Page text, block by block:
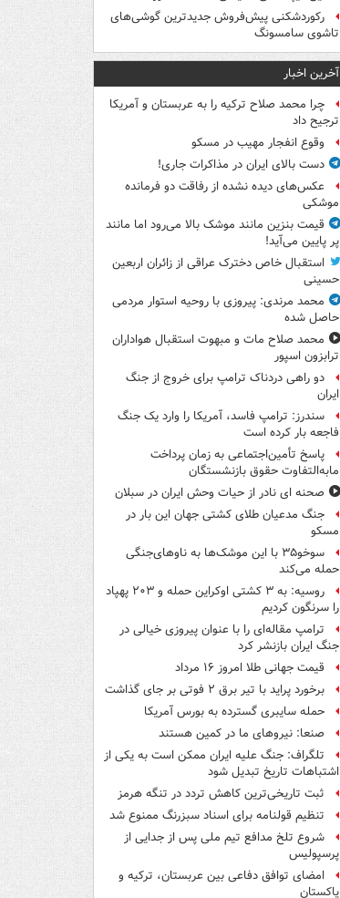
رکوردشکنی پیش‌فروش جدیدترین گوشی‌های
تاشوی سامسونگ
آخرین اخبار
چرا محمد صلاح ترکیه را به عربستان و آمریکا
ترجیح داد
وقوع انفجار مهیب در مسکو
دست بالای ایران در مذاکرات جاری!
عکس‌های دیده نشده از رفاقت دو فرمانده‌
موشکی
قیمت بنزین مانند موشک بالا می‌رود اما مانند
پر پایین می‌آید!
استقبال خاص دخترک عراقی از زائران اربعین
حسینی
محمد مرندی: پیروزی با روحیه استوار مردمی
حاصل شده
محمد صلاح مات و مبهوت استقبال هواداران
ترابزون اسپور
دو راهی دردناک ترامپ برای خروج از جنگ
ایران
سندرز: ترامپ فاسد، آمریکا را وارد یک جنگ
فاجعه بار کرده است
پاسخ تأمین‌اجتماعی به زمان پرداخت
مابه‌التفاوت حقوق بازنشستگان
صحنه ای نادر از حیات وحش ایران در سبلان
جنگ مدعیان طلای کشتی جهان این بار در
مسکو
سوخو۳۵ با این موشک‌ها به ناوهای‌جنگی
حمله می‌کند
روسیه: به ۳ کشتی اوکراین حمله و ۲۰۳ پهپاد
را سرنگون کردیم
ترامپ مقاله‌ای را با عنوان پیروزی خیالی در
جنگ ایران بازنشر کرد
قیمت جهانی طلا امروز ۱۶ مرداد
برخورد پراید با تیر برق ۲ فوتی بر جای گذاشت
حمله سایبری گسترده به بورس آمریکا
صنعا: نیروهای ما در کمین‌ هستند
تلگراف: جنگ علیه ایران ممکن است به یکی از
اشتباهات تاریخ تبدیل شود
ثبت تاریخی‌ترین کاهش تردد در تنگه هرمز
تنظیم قولنامه برای اسناد سبزرنگ ممنوع شد
شروع تلخ مدافع تیم ملی پس از جدایی از
پرسپولیس
امضای توافق دفاعی بین عربستان، ترکیه و
پاکستان